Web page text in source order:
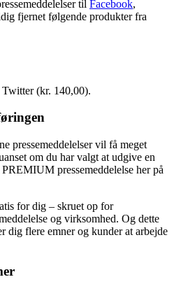
til Facebook,
fjernet følgende produkter fra
(kr. 140,00).
pressemeddelelser vil få meget
om du har valgt at udgive en
pressemeddelelse her på
for dig – skruet op for
og virksomhed. Og dette
dig flere emner og kunder at arbejde